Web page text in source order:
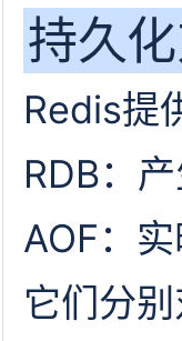
安装指南
持久
Redis提
RDB：
AOF：
它们分